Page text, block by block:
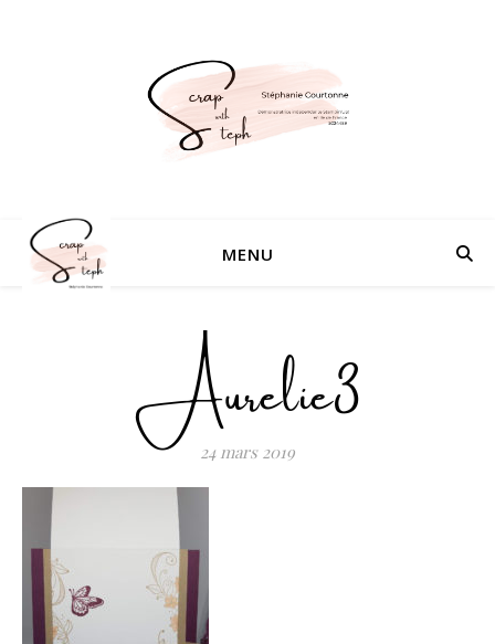
MENU
Aurelie3
24 mars 2019